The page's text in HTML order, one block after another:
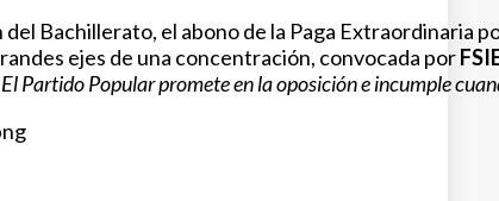
Bachillerato, el abono de la Paga Extraordinaria
ejes de una concentración, convocada por
El Partido Popular promete en la oposición e incumple